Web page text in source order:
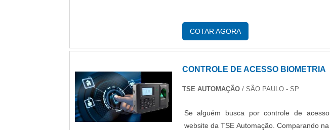
COTAR AGORA
CONTROLE DE ACESSO BIOMETRIA
TSE AUTOMAÇÃO / SÃO PAULO - SP
Se alguém busca por controle de
website da TSE Automação. Comparando